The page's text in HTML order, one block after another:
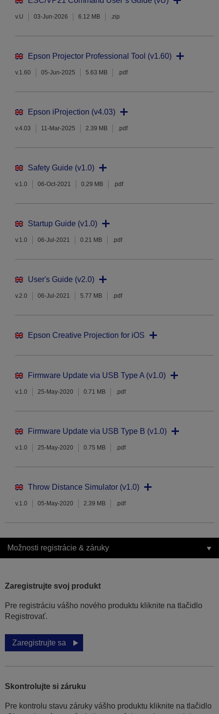
v.U 03-Jun-2026 6.12 MB .zip
Epson Projector Professional Tool (v1.60)
v.1.60 05-Jun-2025 5.63 MB .pdf
Epson iProjection (v4.03)
v.4.03 11-Mar-2025 2.39 MB .pdf
Safety Guide (v1.0)
v.1.0 06-Oct-2021 0.29 MB .pdf
Startup Guide (v1.0)
v.1.0 06-Jul-2021 0.21 MB .pdf
User's Guide (v2.0)
v.2.0 06-Jul-2021 5.77 MB .pdf
Epson Creative Projection for iOS
Firmware Update via USB Type A (v1.0)
v.1.0 25-May-2020 0.71 MB .pdf
Firmware Update via USB Type B (v1.0)
v.1.0 25-May-2020 0.75 MB .pdf
Throw Distance Simulator (v1.0)
v.1.0 05-May-2020 2.39 MB .pdf
Možnosti registrácie & záruky
Zaregistrujte svoj produkt
Pre registráciu vášho nového produktu kliknite na tlačidlo
Registrovať.
Zaregistrujte sa
Skontrolujte si záruku
Pre kontrolu stavu záruky vášho produktu kliknite na tlačidlo